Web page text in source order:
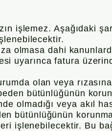
işlemez. Aşağıdaki
olmasa dahi
uyarınca fatura
olan veya
bütünlüğünün
olmadığı veya akıl
bütünlüğünün
işlenebilecektir. Bu